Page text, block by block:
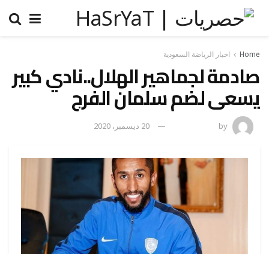
Home اخبار الرياضة السعودية
صادمة لجماهير الهلال..نادي كبير
يسعى لضم سلمان الفرج
by 20 ديسمبر، 2020